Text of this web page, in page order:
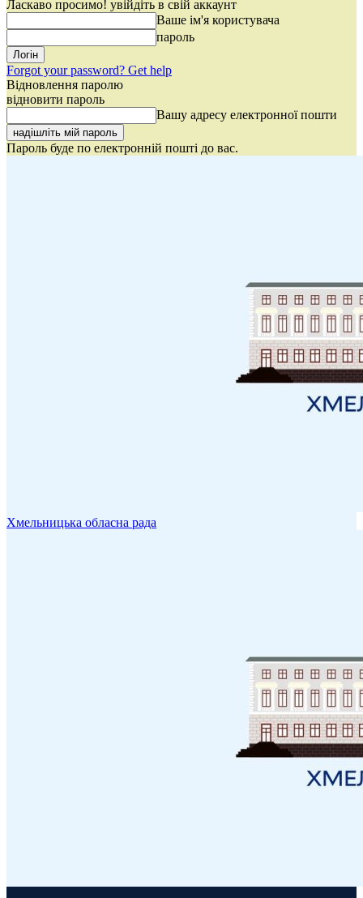
Ласкаво просимо! увійдіть в свій аккаунт
Ваше ім'я користувача
пароль
Forgot your password? Get help
Відновлення паролю
відновити пароль
Вашу адресу електронної пошти
Пароль буде по електронній пошті до вас.
Хмельницька обласна рада